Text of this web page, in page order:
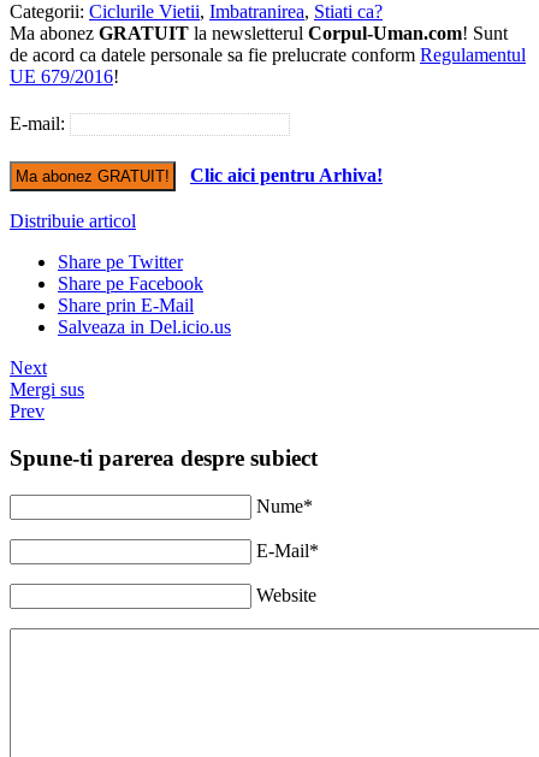
Categorii: Ciclurile Vietii, Imbatranirea, Stiati ca?
Ma abonez GRATUIT la newsletterul Corpul-Uman.com! Sunt
de acord ca datele personale sa fie prelucrate conform Regulamentul
UE 679/2016!
E-mail:
Clic aici pentru Arhiva!
Distribuie articol
Share pe Twitter
Share pe Facebook
Share prin E-Mail
Salveaza in Del.icio.us
Next
Mergi sus
Prev
Spune-ti parerea despre subiect
Nume*
E-Mail*
Website